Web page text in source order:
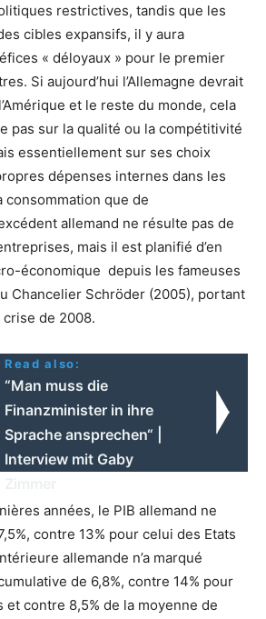
restrictives, tandis que les
cibles expansifs, il y aura
« déloyaux » pour le premier
Si aujourd’hui l’Allemagne devrait
et le reste du monde, cela
pas sur la qualité ou la compétitivité
essentiellement sur ses choix
dépenses internes dans les
consommation que de
allemand ne résulte pas de
mais il est planifié d’en
économique depuis les fameuses
Chancelier Schröder (2005), portant
de 2008.
Read also:
“Man muss die
Finanzminister in ihre
Sprache ansprechen“ |
Interview mit Gaby
années, le PIB allemand ne
contre 13% pour celui des Etats
allemande n’a marqué
de 6,8%, contre 14% pour
et contre 8,5% de la moyenne de